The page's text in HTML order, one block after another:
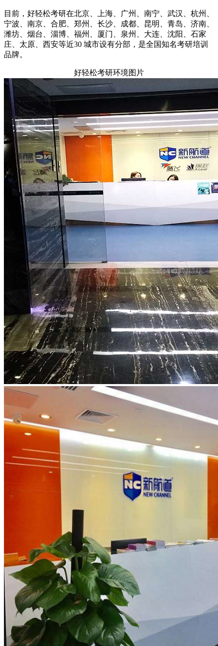
目前，好轻松考研在北京、上海、广州、南宁、武汉、杭州、
宁波、南京、合肥、郑州、长沙、成都、昆明、青岛、济南、
潍坊、烟台、淄博、福州、厦门、泉州、大连、沈阳、石家
庄、太原、西安等近30 城市设有分部，是全国知名考研培训
品牌。
好轻松考研环境图片